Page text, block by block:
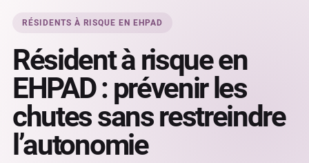
RÉSIDENTS À RISQUE EN EHPAD
Résident à risque en
EHPAD : prévenir les
chutes sans restreindre
l’autonomie